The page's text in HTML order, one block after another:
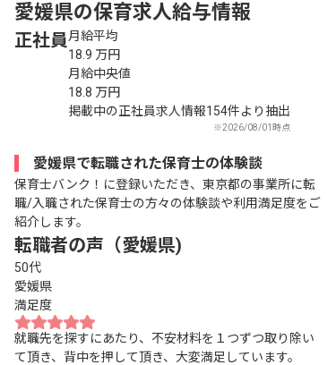
愛媛県の保育求人給与情報
正社員月給平均
18.9 万円
月給中央値
18.8 万円
掲載中の正社員求人情報154件より抽出
※2026/08/01時点
愛媛県で転職された保育士の体験談
保育士バンク！に登録いただき、東京都の事業所に転
職/入職された保育士の方々の体験談や利用満足度をご
紹介します。
転職者の声（愛媛県)
50代
愛媛県
満足度
就職先を探すにあたり、不安材料を１つずつ取り除い
て頂き、背中を押して頂き、大変満足しています。